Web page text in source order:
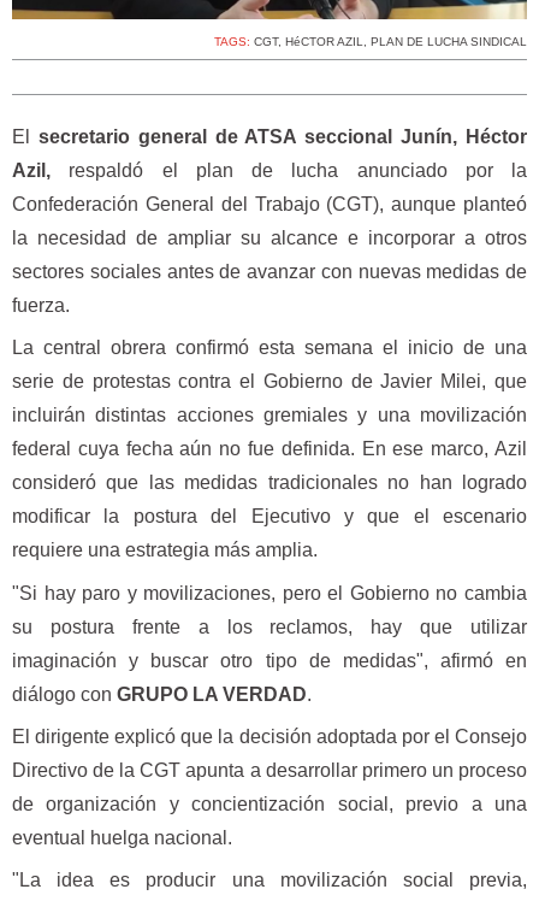
TAGS: CGT, HéCTOR AZIL, PLAN DE LUCHA SINDICAL
El secretario general de ATSA seccional Junín, Héctor
Azil, respaldó el plan de lucha anunciado por la
Confederación General del Trabajo (CGT), aunque planteó
la necesidad de ampliar su alcance e incorporar a otros
sectores sociales antes de avanzar con nuevas medidas de
fuerza.
La central obrera confirmó esta semana el inicio de una
serie de protestas contra el Gobierno de Javier Milei, que
incluirán distintas acciones gremiales y una movilización
federal cuya fecha aún no fue definida. En ese marco, Azil
consideró que las medidas tradicionales no han logrado
modificar la postura del Ejecutivo y que el escenario
requiere una estrategia más amplia.
"Si hay paro y movilizaciones, pero el Gobierno no cambia
su postura frente a los reclamos, hay que utilizar
imaginación y buscar otro tipo de medidas", afirmó en
diálogo con GRUPO LA VERDAD.
El dirigente explicó que la decisión adoptada por el Consejo
Directivo de la CGT apunta a desarrollar primero un proceso
de organización y concientización social, previo a una
eventual huelga nacional.
"La idea es producir una movilización social previa,